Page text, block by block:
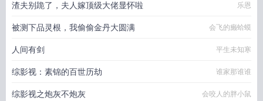
渣夫别跪了，夫人嫁顶级大佬显怀啦 乐恩
被测下品灵根，我偷偷金丹大圆满 会飞的癞蛤蟆
人间有剑 平生未知寒
综影视：素锦的百世历劫 谁家那谁谁
综影视之炮灰不炮灰 会咬人的胖小鼠